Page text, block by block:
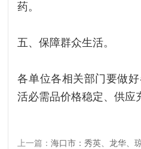
药。
五、保障群众生活。
各单位各相关部门要做
活必需品价格稳定、供应
上一篇：海口市：秀英、龙华、